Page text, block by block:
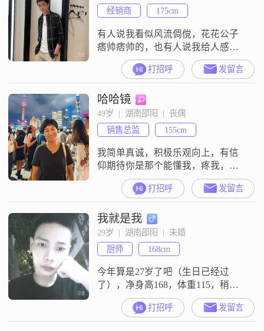
经销商
175cm
有人说我看似风流倜傥，花花公子
痞帅痞帅的，也有人说我给人感觉
很善良稳重，其实我渴望安稳安心
的生活着，共同创造美好，下班一
起买菜回家做个饭，看个电视剧，
一起搞卫生偶尔旅游，偶尔嘻嘻哈
哈打打闹闹，不求大富大贵，更不
羡慕灯红酒绿，只愿平平安安，用
我的心来体贴和包容你，相信我是
值得的人。
打招呼 发留言
哈哈镜
49岁  |  湖南邵阳  |  丧偶
销售总监
155cm
我简单真诚，积极乐观向上，有信
仰期待你是那个能懂我，疼我，爱
我，给我精神力量的灵魂伴侣
打招呼 发留言
我就是我
29岁  |  湖南邵阳  |  未婚
厨师
168cm
今年算是27岁了吧（生日已经过
了），净身高168，体重115，稍微
可能有点矮了我也想长高点~呜呜
呜，估计是因为初中读书那会中午
饭钱都省下来拿去上网了所以身高
打招呼 发留言